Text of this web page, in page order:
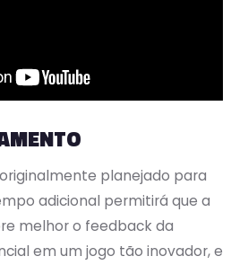
planejado para
adicional permitirá que a
melhor o feedback da
em um jogo tão inovador, e